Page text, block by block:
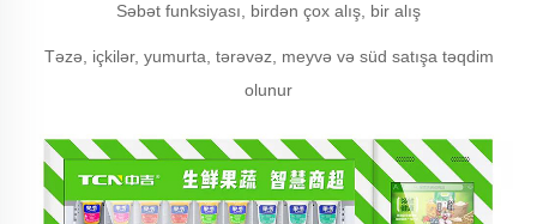
Səbət funksiyası, birdən çox alış, bir alış
Təzə, içkilər, yumurta, tərəvəz, meyvə və süd satışa təqdim
olunur